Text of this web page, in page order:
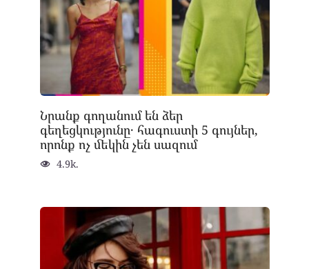
Նրանք գողանում են ձեր
գեղեցկությունը․ հագուստի 5 գույներ,
որոնք ոչ մեկին չեն սազում
4.9k.